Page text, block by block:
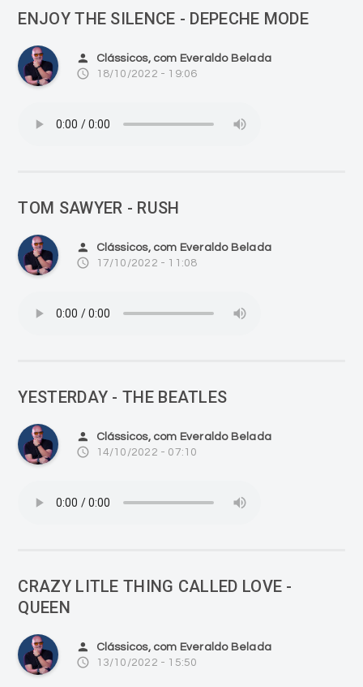
ENJOY THE SILENCE - DEPECHE MODE
person Clássicos, com Everaldo Belada
access_time 18/10/2022 - 19:06
TOM SAWYER - RUSH
person Clássicos, com Everaldo Belada
access_time 17/10/2022 - 11:08
YESTERDAY - THE BEATLES
person Clássicos, com Everaldo Belada
access_time 14/10/2022 - 07:10
CRAZY LITLE THING CALLED LOVE -
QUEEN
person Clássicos, com Everaldo Belada
access_time 13/10/2022 - 15:50